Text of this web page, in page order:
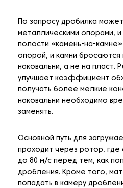
По запросу дробилка
металлическими опорами,
полости «камень-на-
опорой, и камни бросаются
наковальни, а не на пласт.
улучшает коэффициент
получать более мелкие
наковальни необходимо
заменять.
Основной путь для
проходит через ротор,
до 80 м/с перед тем, как
дробления. Кроме того,
попадать в камеру